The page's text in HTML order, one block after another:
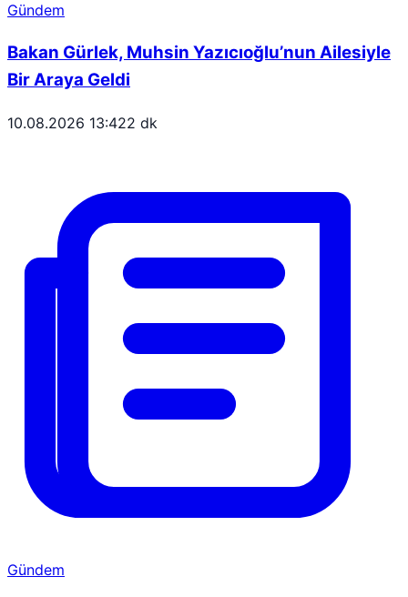
Gündem
Bakan Gürlek, Muhsin Yazıcıoğlu’nun Ailesiyle
Bir Araya Geldi
10.08.2026 13:422 dk
Gündem